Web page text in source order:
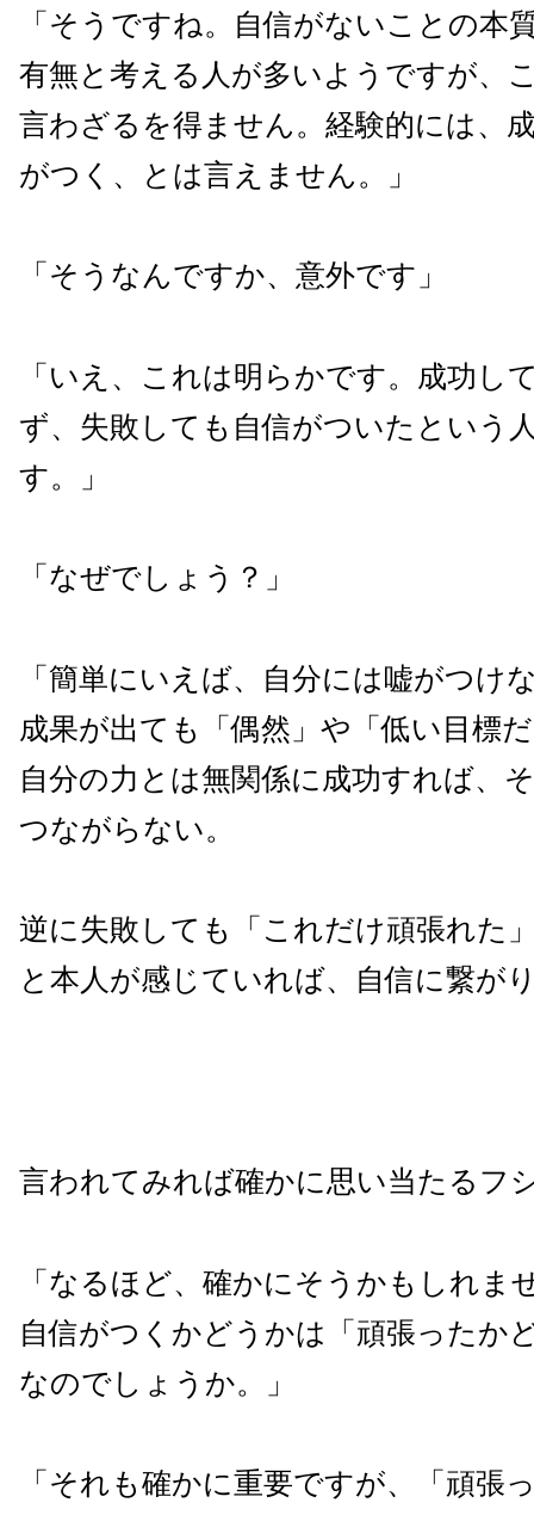
「そうですね。自信がないことの本
有無と考える人が多いようですが、
言わざるを得ません。経験的には、
がつく、とは言えません。」
「そうなんですか、意外です」
「いえ、これは明らかです。成功し
ず、失敗しても自信がついたという
す。」
「なぜでしょう？」
「簡単にいえば、自分には嘘がつけ
成果が出ても「偶然」や「低い目標
自分の力とは無関係に成功すれば、
つながらない。
逆に失敗しても「これだけ頑張れた
と本人が感じていれば、自信に繋が
言われてみれば確かに思い当たるフ
「なるほど、確かにそうかもしれま
自信がつくかどうかは「頑張ったか
なのでしょうか。」
「それも確かに重要ですが、「頑張